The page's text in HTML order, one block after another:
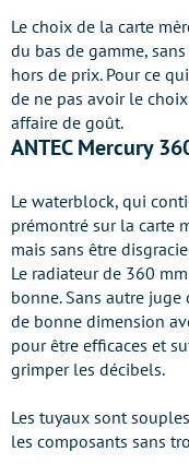
Le choix de la carte
du bas de gamme,
hors de prix. Pour ce
de ne pas avoir le choix.
affaire de goût.
ANTEC Mercury
Le waterblock, qui
prémontré sur la carte
mais sans être
Le radiateur de 360
bonne. Sans autre
de bonne dimension
pour être efficaces et
grimper les décibels.
Les tuyaux sont
les composants sans